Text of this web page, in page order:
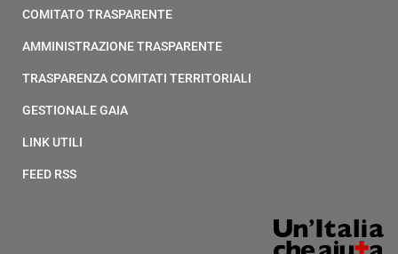
COMITATO TRASPARENTE
AMMINISTRAZIONE TRASPARENTE
TRASPARENZA COMITATI TERRITORIALI
GESTIONALE GAIA
LINK UTILI
FEED RSS